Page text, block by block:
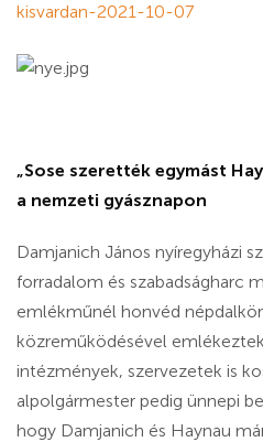
kisvardan-2021-10-07
„Sose szerették egymást
a nemzeti gyásznapon
Damjanich János nyíregyházi
forradalom és szabadságharc
emlékműnél honvéd
közreműködésével
intézmények, szervezetek is
alpolgármester pedig ünnepi
hogy Damjanich és Haynau